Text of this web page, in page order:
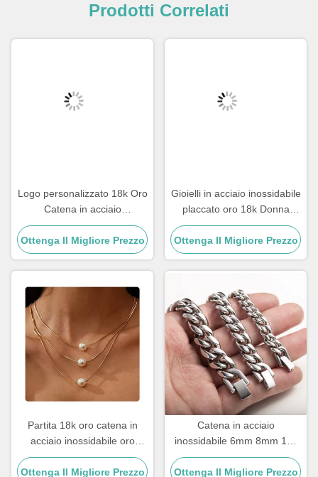
Prodotti Correlati
Logo personalizzato 18k Oro
Catena in acciaio
inossidabile Uomini Gioielli
Croce Pendenti Catene
Ottenga Il Migliore Prezzo
Gioielli in acciaio inossidabile
placcato oro 18k Donna
Collana girocollo Croce 20
pollici
Ottenga Il Migliore Prezzo
Partita 18k oro catena in
acciaio inossidabile oro
riempito tre colletti a strati
perla pendente 17,72 pollici
Ottenga Il Migliore Prezzo
Catena in acciaio
inossidabile 6mm 8mm 18k
dorata Catena in acciaio
inossidabile multi dimensioni
Ottenga Il Migliore Prezzo